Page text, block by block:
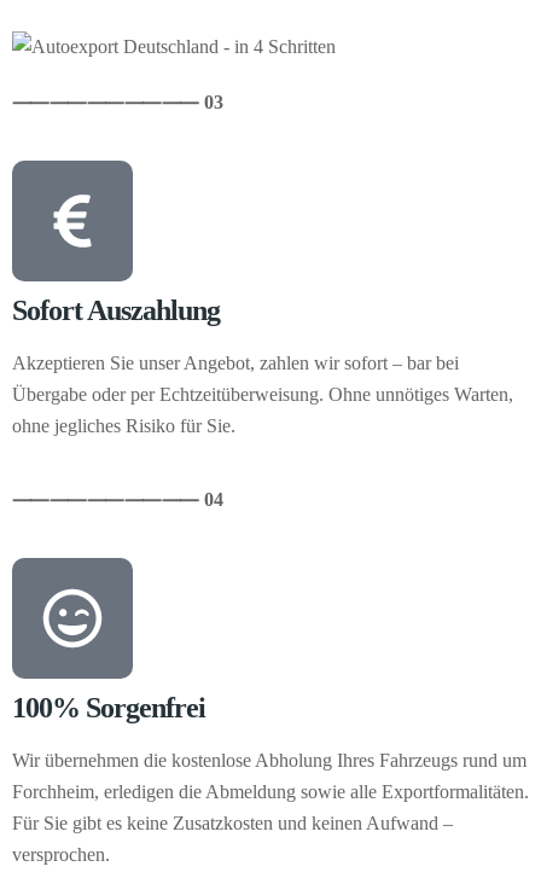
⸺⸺⸺⸺⸺ 03
Sofort Auszahlung
Akzeptieren Sie unser Angebot, zahlen wir sofort – bar bei
Übergabe oder per Echtzeitüberweisung. Ohne unnötiges Warten,
ohne jegliches Risiko für Sie.
⸺⸺⸺⸺⸺ 04
100% Sorgenfrei
Wir übernehmen die kostenlose Abholung Ihres Fahrzeugs rund um
Forchheim, erledigen die Abmeldung sowie alle Exportformalitäten.
Für Sie gibt es keine Zusatzkosten und keinen Aufwand –
versprochen.